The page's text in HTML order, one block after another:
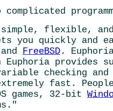
flexible, and
you quickly and
FreeBSD.
provides
checking and
fast.
games, 32-bit